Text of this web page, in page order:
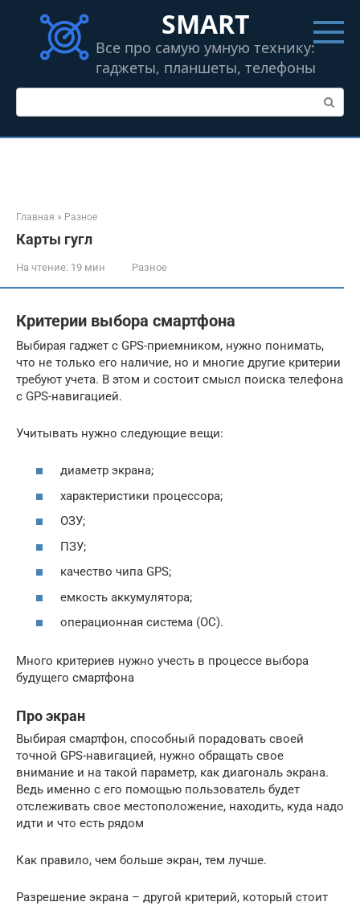
контенту
SMART
Все про самую умную технику:
гаджеты, планшеты, телефоны
Поиск:
Главная » Разное
Карты гугл
На чтение: 19 мин Разное
Критерии выбора смартфона
Выбирая гаджет с GPS-приемником, нужно понимать,
что не только его наличие, но и многие другие критерии
требуют учета. В этом и состоит смысл поиска телефона
с GPS-навигацией.
Учитывать нужно следующие вещи:
диаметр экрана;
характеристики процессора;
ОЗУ;
ПЗУ;
качество чипа GPS;
емкость аккумулятора;
операционная система (ОС).
Много критериев нужно учесть в процессе выбора
будущего смартфона
Про экран
Выбирая смартфон, способный порадовать своей
точной GPS-навигацией, нужно обращать свое
внимание и на такой параметр, как диагональ экрана.
Ведь именно с его помощью пользователь будет
отслеживать свое местоположение, находить, куда надо
идти и что есть рядом
Как правило, чем больше экран, тем лучше.
Разрешение экрана – другой критерий, который стоит